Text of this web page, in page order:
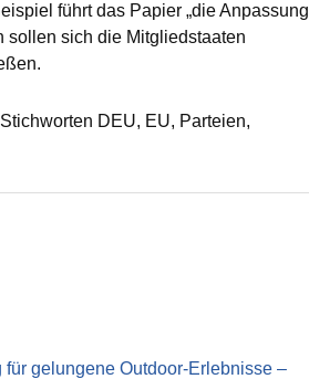
führt das Papier „die Anpassung
sollen sich die Mitgliedstaaten
DEU, EU, Parteien,
gelungene Outdoor-Erlebnisse –